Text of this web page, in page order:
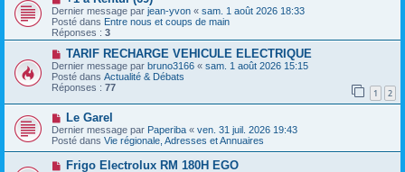
g
e
m
e
s
s
g
e
o
u
v
e
a
m
e
s
s
a
g
e
Dernier message par jean-yvon « sam. 1 août 2026 18:33
Posté dans Entre nous et coups de main
Réponses : 3
N
o
u
v
e
a
u
m
e
s
TARIF RECHARGE VEHICULE ELECTRIQUE
Dernier message par bruno3166 « sam. 1 août 2026 15:15
Posté dans Actualité & Débats
Réponses : 77 1 2
N
o
u
v
e
a
Le Garel
Dernier message par Paperiba « ven. 31 juil. 2026 19:43
Posté dans Vie régionale, Adresses et Annuaires
NFrigo Electrolux RM 180H EGO